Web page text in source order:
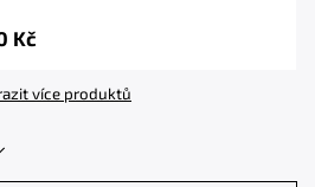
Kč
více produktů